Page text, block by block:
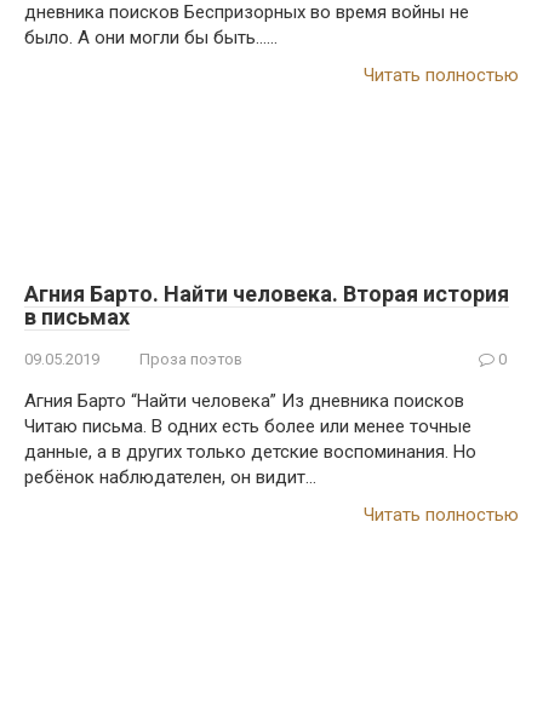
дневника поисков Беспризорных во время войны не
было. А они могли бы быть……
Читать полностью
Агния Барто. Найти человека. Вторая история
в письмах
09.05.2019 Проза поэтов 0
Агния Барто “Найти человека” Из дневника поисков
Читаю письма. В одних есть более или менее точные
данные, а в других только детские воспоминания. Но
ребёнок наблюдателен, он видит…
Читать полностью